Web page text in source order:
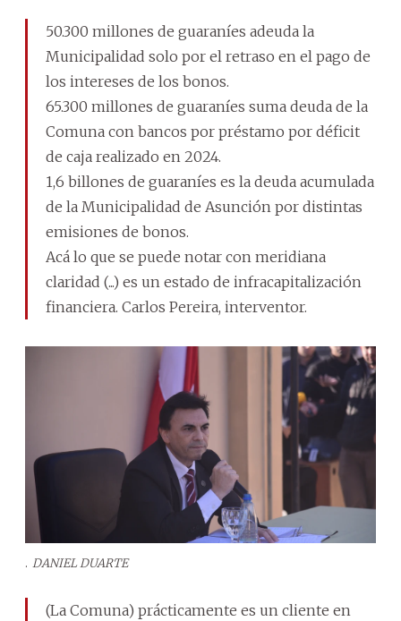
50.300 millones de guaraníes adeuda la
Municipalidad solo por el retraso en el pago de
los intereses de los bonos.
65.300 millones de guaraníes suma deuda de la
Comuna con bancos por préstamo por déficit
de caja realizado en 2024.
1,6 billones de guaraníes es la deuda acumulada
de la Municipalidad de Asunción por distintas
emisiones de bonos.
Acá lo que se puede notar con meridiana
claridad (...) es un estado de infracapitalización
financiera. Carlos Pereira, interventor.
. DANIEL DUARTE
(La Comuna) prácticamente es un cliente en